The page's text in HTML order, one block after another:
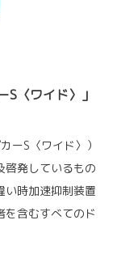
〈ワイド〉」
ーS〈ワイド〉）
啓発しているもの
い時加速抑制装置
を含むすべてのド